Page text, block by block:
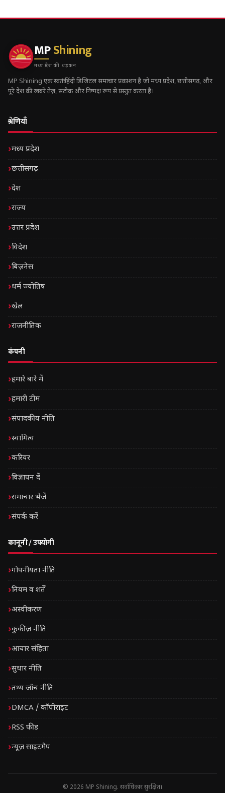
MPShining
मध्य प्रदेश की धड़कन
MP Shining एक स्वतंत्र हिंदी डिजिटल समाचार प्रकाशन है जो मध्य प्रदेश, छत्तीसगढ़, और
पूरे देश की ख़बरें तेज़, सटीक और निष्पक्ष रूप से प्रस्तुत करता है।
श्रेणियाँ
मध्य प्रदेश
छत्तीसगढ़
देश
राज्य
उत्तर प्रदेश
विदेश
बिज़नेस
धर्म ज्योतिष
खेल
राजनीतिक
कंपनी
हमारे बारे में
हमारी टीम
संपादकीय नीति
स्वामित्व
करियर
विज्ञापन दें
समाचार भेजें
संपर्क करें
कानूनी / उपयोगी
गोपनीयता नीति
नियम व शर्तें
अस्वीकरण
कुकीज़ नीति
आचार संहिता
सुधार नीति
तथ्य जाँच नीति
DMCA / कॉपीराइट
RSS फीड
न्यूज़ साइटमैप
© 2026 MP Shining. सर्वाधिकार सुरक्षित।